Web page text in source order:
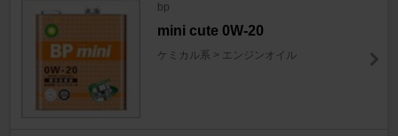
bp
mini cute 0W-20
ケミカル系 > エンジンオイル